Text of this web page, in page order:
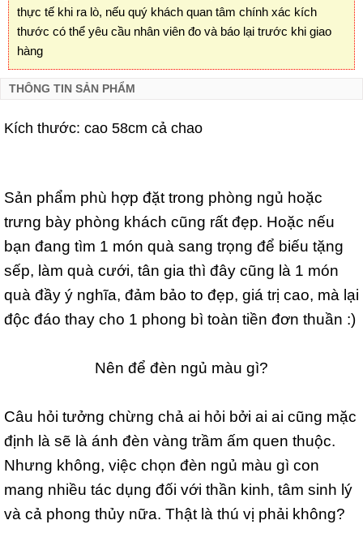
thực tế khi ra lò, nếu quý khách quan tâm chính xác kích
thước có thể yêu cầu nhân viên đo và báo lại trước khi giao
hàng
THÔNG TIN SẢN PHẨM
Kích thước: cao 58cm cả chao
Sản phẩm phù hợp đặt trong phòng ngủ hoặc
trưng bày phòng khách cũng rất đẹp. Hoặc nếu
bạn đang tìm 1 món quà sang trọng để biếu tặng
sếp, làm quà cưới, tân gia thì đây cũng là 1 món
quà đầy ý nghĩa, đảm bảo to đẹp, giá trị cao, mà lại
độc đáo thay cho 1 phong bì toàn tiền đơn thuần :)
Nên để đèn ngủ màu gì?
Câu hỏi tưởng chừng chả ai hỏi bởi ai ai cũng mặc
định là sẽ là ánh đèn vàng trầm ấm quen thuộc.
Nhưng không, việc chọn đèn ngủ màu gì con
mang nhiều tác dụng đối với thần kinh, tâm sinh lý
và cả phong thủy nữa. Thật là thú vị phải không?